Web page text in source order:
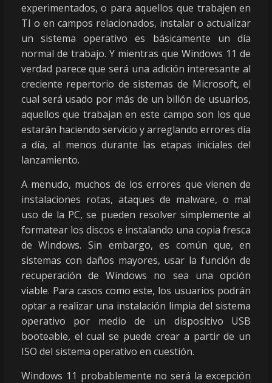
experimentados, o para aquellos que trabajen en
TI o en campos relacionados, instalar o actualizar
un sistema operativo es básicamente un día
normal de trabajo. Y mientras que Windows 11 de
verdad parece que será una adición interesante al
creciente repertorio de sistemas de Microsoft, el
cual será usado por más de un billón de usuarios,
aquellos que trabajan en este campo son los que
estarán haciendo servicio y arreglando errores día
a día, al menos durante las etapas iniciales del
lanzamiento.
A menudo, muchos de los errores que vienen de
instalaciones rotas, ataques de malware, o mal
uso de la PC, se pueden resolver simplemente al
formatear los discos e instalando una copia fresca
de Windows. Sin embargo, es común que, en
sistemas con daños mayores, usar la función de
recuperación de Windows no sea una opción
viable. Para casos como este, los usuarios podrán
optar a realizar una instalación limpia del sistema
operativo por medio de un dispositivo USB
booteable, el cual se puede crear a partir de un
ISO del sistema operativo en cuestión.
Windows 11 probablemente no será la excepción